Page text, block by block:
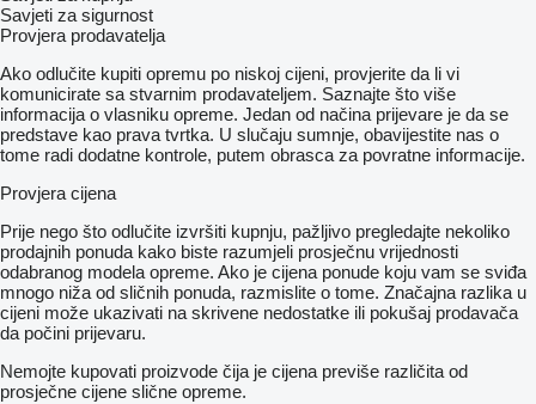
Savjeti za sigurnost
Provjera prodavatelja
Ako odlučite kupiti opremu po niskoj cijeni, provjerite da li vi
komunicirate sa stvarnim prodavateljem. Saznajte što više
informacija o vlasniku opreme. Jedan od načina prijevare je da se
predstave kao prava tvrtka. U slučaju sumnje, obavijestite nas o
tome radi dodatne kontrole, putem obrasca za povratne informacije.
Provjera cijena
Prije nego što odlučite izvršiti kupnju, pažljivo pregledajte nekoliko
prodajnih ponuda kako biste razumjeli prosječnu vrijednosti
odabranog modela opreme. Ako je cijena ponude koju vam se sviđa
mnogo niža od sličnih ponuda, razmislite o tome. Značajna razlika u
cijeni može ukazivati ​​na skrivene nedostatke ili pokušaj prodavača
da počini prijevaru.
Nemojte kupovati proizvode čija je cijena previše različita od
prosječne cijene slične opreme.